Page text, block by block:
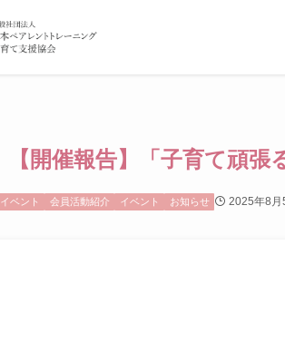
【開催報告】「子育て頑
イベント 会員活動紹介 イベント お知らせ 2025年8月